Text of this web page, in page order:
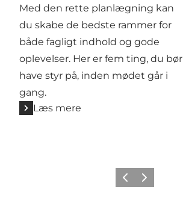
Med den rette planlægning kan
du skabe de bedste rammer for
både fagligt indhold og gode
oplevelser. Her er fem ting, du bør
have styr på, inden mødet går i
gang.
Læs mere
ForrigeNæste